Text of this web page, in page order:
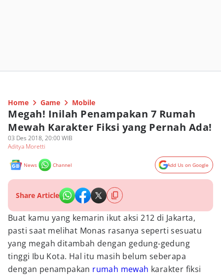
Home Game Mobile
Megah! Inilah Penampakan 7 Rumah
Mewah Karakter Fiksi yang Pernah Ada!
03 Des 2018, 20:00 WIB
Aditya Moretti
News Channel Add Us on Google
Share Article
Buat kamu yang kemarin ikut aksi 212 di Jakarta,
pasti saat melihat Monas rasanya seperti sesuatu
yang megah ditambah dengan gedung-gedung
tinggi Ibu Kota. Hal itu masih belum seberapa
dengan penampakan rumah mewah karakter fiksi